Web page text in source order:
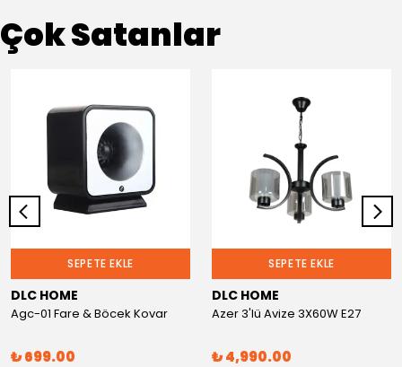
Çok Satanlar
SEPETE EKLE
DLC HOME
Agc-01 Fare & Böcek Kovar
₺ 699.00
SEPETE EKLE
DLC HOME
Azer 3'lü Avize 3X60W E27
₺ 4,990.00